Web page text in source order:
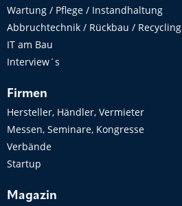
Wartung / Pflege / Instandhaltung
Abbruchtechnik / Rückbau / Recycling
IT am Bau
Interview´s
Firmen
Hersteller, Händler, Vermieter
Messen, Seminare, Kongresse
Verbände
Startup
Magazin